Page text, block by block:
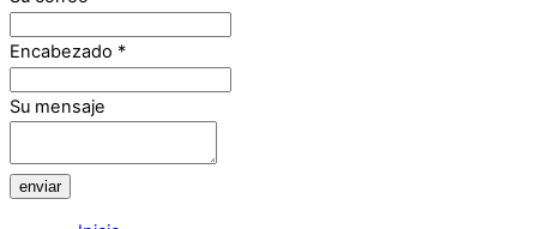
Encabezado *
Su mensaje
enviar